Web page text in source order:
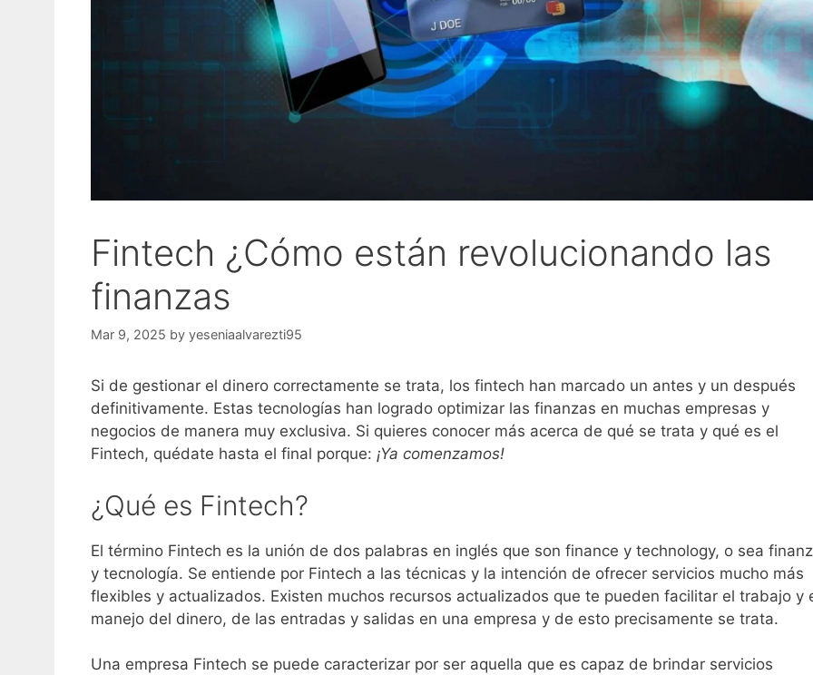
Fintech ¿Cómo están revolucionando las
finanzas
Mar 9, 2025 by yeseniaalvarezti95
Si de gestionar el dinero correctamente se trata, los fintech han marcado un antes y un después
definitivamente. Estas tecnologías han logrado optimizar las finanzas en muchas empresas y
negocios de manera muy exclusiva. Si quieres conocer más acerca de qué se trata y qué es el
Fintech, quédate hasta el final porque: ¡Ya comenzamos!
¿Qué es Fintech?
El término Fintech es la unión de dos palabras en inglés que son finance y technology, o sea
y tecnología. Se entiende por Fintech a las técnicas y la intención de ofrecer servicios mucho más
flexibles y actualizados. Existen muchos recursos actualizados que te pueden facilitar el trabajo y
manejo del dinero, de las entradas y salidas en una empresa y de esto precisamente se trata.
Una empresa Fintech se puede caracterizar por ser aquella que es capaz de brindar servicios